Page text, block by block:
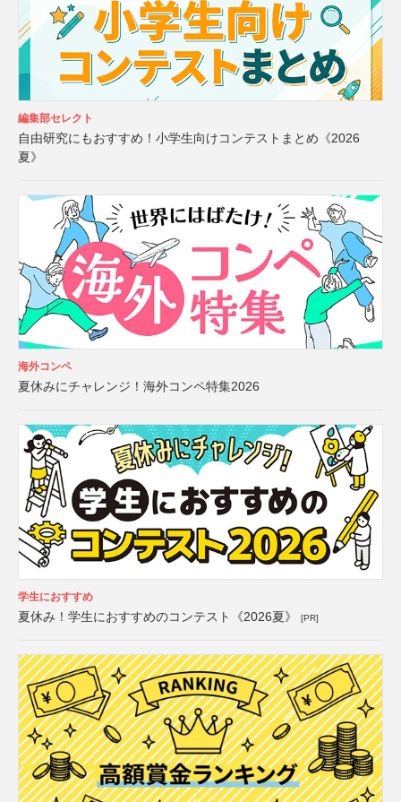
編集部セレクト
自由研究にもおすすめ！小学生向けコンテストまとめ《2026
夏》
海外コンペ
夏休みにチャレンジ！海外コンペ特集2026
学生におすすめ
夏休み！学生におすすめのコンテスト《2026夏》 [PR]